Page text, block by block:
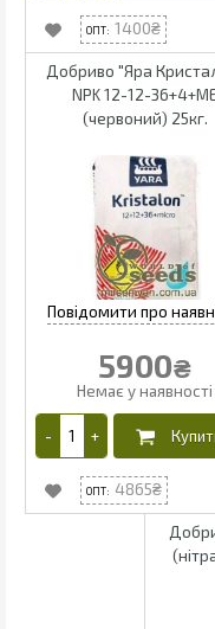
1400
Добриво "Яра
NPK 12-12-
(червоний) 25кг.
5900₴
4865